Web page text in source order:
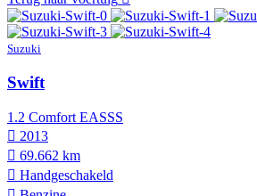
Suzuki
Swift
1.2 Comfort EASSS
2013
69.662 km
Hand­geschakeld